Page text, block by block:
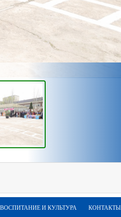
ВОСПИТАНИЕ И КУЛЬТУРА КОНТАКТЫ